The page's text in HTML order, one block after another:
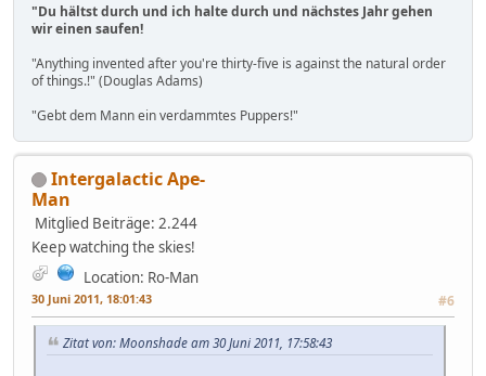
"Du hältst durch und ich halte durch und nächstes Jahr gehen
wir einen saufen!
"Anything invented after you're thirty-five is against the natural order
of things.!" (Douglas Adams)
"Gebt dem Mann ein verdammtes Puppers!"
Intergalactic Ape-
Man
Mitglied Beiträge: 2.244
Keep watching the skies!
Location: Ro-Man
30 Juni 2011, 18:01:43 #6
Zitat von: Moonshade am 30 Juni 2011, 17:58:43